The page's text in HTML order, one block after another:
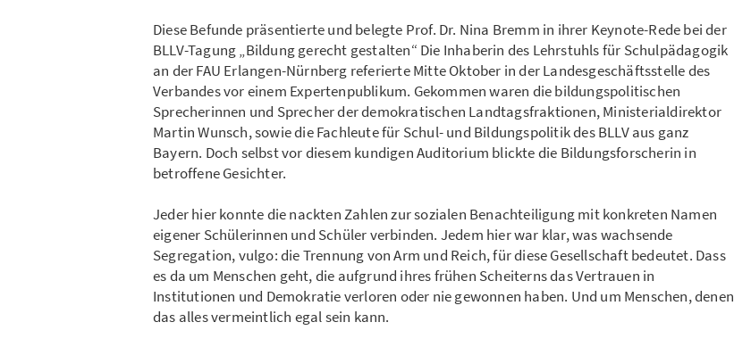
Diese Befunde präsentierte und belegte Prof. Dr. Nina Bremm in ihrer Keynote-Rede bei der
BLLV-Tagung „Bildung gerecht gestalten“ Die Inhaberin des Lehrstuhls für Schulpädagogik
an der FAU Erlangen-Nürnberg referierte Mitte Oktober in der Landesgeschäftsstelle des
Verbandes vor einem Expertenpublikum. Gekommen waren die bildungspolitischen
Sprecherinnen und Sprecher der demokratischen Landtagsfraktionen, Ministerialdirektor
Martin Wunsch, sowie die Fachleute für Schul- und Bildungspolitik des BLLV aus ganz
Bayern. Doch selbst vor diesem kundigen Auditorium blickte die Bildungsforscherin in
betroffene Gesichter.
Jeder hier konnte die nackten Zahlen zur sozialen Benachteiligung mit konkreten Namen
eigener Schülerinnen und Schüler verbinden. Jedem hier war klar, was wachsende
Segregation, vulgo: die Trennung von Arm und Reich, für diese Gesellschaft bedeutet. Dass
es da um Menschen geht, die aufgrund ihres frühen Scheiterns das Vertrauen in
Institutionen und Demokratie verloren oder nie gewonnen haben. Und um Menschen, denen
das alles vermeintlich egal sein kann.